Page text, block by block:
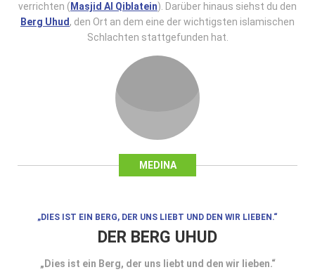
MEDINA
verrichten ( Masjid Al Qiblatein). Darüber hinaus siehst du den
Berg Uhud, den Ort an dem eine der wichtigsten islamischen
Schlachten stattgefunden hat.
„DIES IST EIN BERG, DER UNS LIEBT UND DEN WIR LIEBEN.“
DER BERG UHUD
„Dies ist ein Berg, der uns liebt und den wir lieben.“